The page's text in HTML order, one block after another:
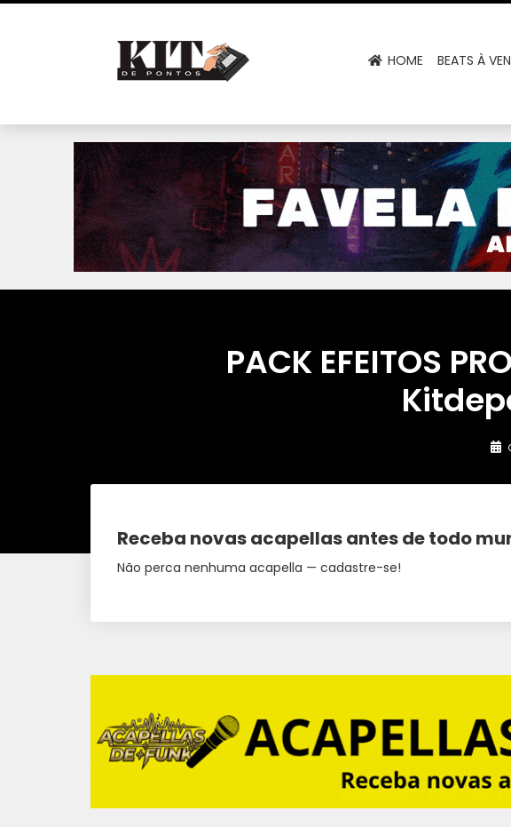
HOME BEATS À
PACK EFEITOS
Receba novas acapellas antes de todo
Não perca nenhuma acapella — cadastre-se!